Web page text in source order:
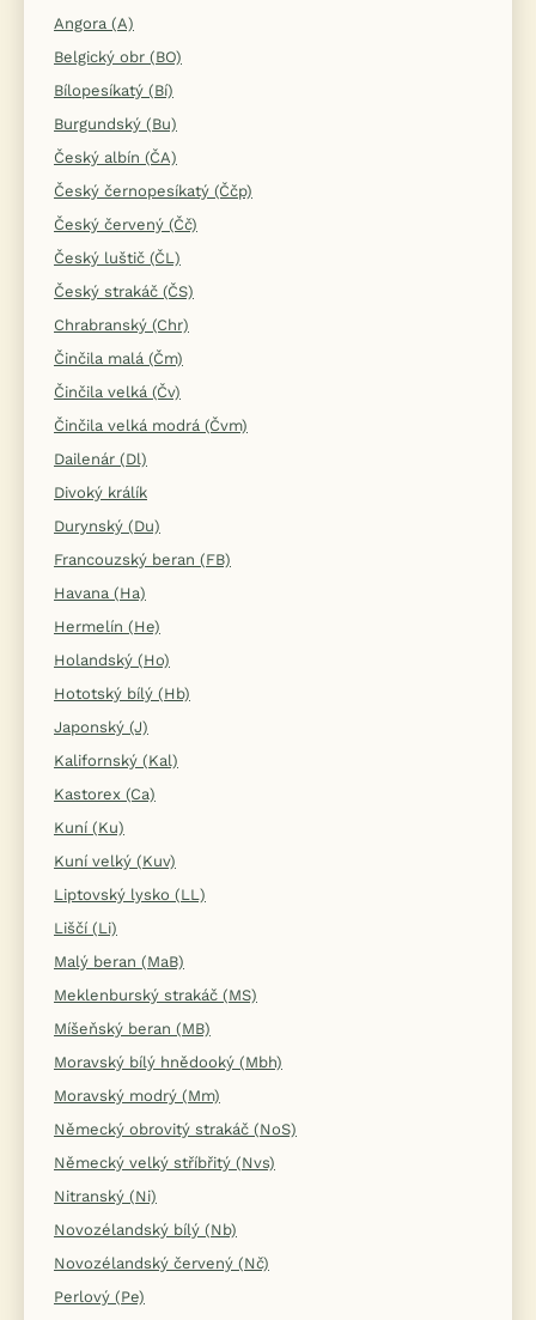
Angora (A)
Belgický obr (BO)
Bílopesíkatý (Bí)
Burgundský (Bu)
Český albín (ČA)
Český černopesíkatý (Ččp)
Český červený (Čč)
Český luštič (ČL)
Český strakáč (ČS)
Chrabranský (Chr)
Činčila malá (Čm)
Činčila velká (Čv)
Činčila velká modrá (Čvm)
Dailenár (Dl)
Divoký králík
Durynský (Du)
Francouzský beran (FB)
Havana (Ha)
Hermelín (He)
Holandský (Ho)
Hototský bílý (Hb)
Japonský (J)
Kalifornský (Kal)
Kastorex (Ca)
Kuní (Ku)
Kuní velký (Kuv)
Liptovský lysko (LL)
Liščí (Li)
Malý beran (MaB)
Meklenburský strakáč (MS)
Míšeňský beran (MB)
Moravský bílý hnědooký (Mbh)
Moravský modrý (Mm)
Německý obrovitý strakáč (NoS)
Německý velký stříbřitý (Nvs)
Nitranský (Ni)
Novozélandský bílý (Nb)
Novozélandský červený (Nč)
Perlový (Pe)